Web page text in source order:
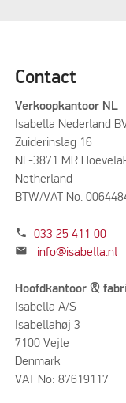
Contact
Verkoopkantoor NL
Isabella Nederland
Zuiderinslag 16
NL-3871 MR
Netherland
BTW/VAT No.
phone 033 25 411 00
mail info@isabella.nl
Hoofdkantoor &
Isabella A/S
Isabellahøj 3
7100 Vejle
Denmark
VAT No: 87619117